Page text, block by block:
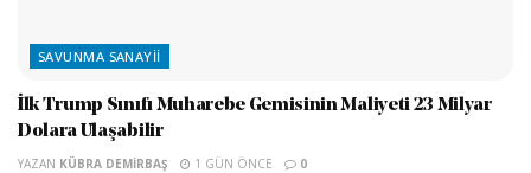
SAVUNMA SANAYII
İlk Trump Sınıfı Muharebe Gemisinin Maliyeti 23 Milyar
Dolara Ulaşabilir
YAZAN KÜBRA DEMIRBAŞ 1 GÜN ÖNCE 0